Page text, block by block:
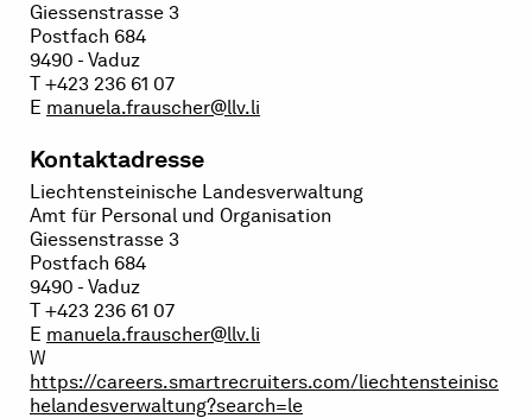
Giessenstrasse 3
Postfach 684
9490 - Vaduz
T +423 236 61 07
E manuela.frauscher@llv.li
Kontaktadresse
Liechtensteinische Landesverwaltung
Amt für Personal und Organisation
Giessenstrasse 3
Postfach 684
9490 - Vaduz
T +423 236 61 07
E manuela.frauscher@llv.li
W
https://careers.smartrecruiters.com/liechtensteinisc
helandesverwaltung?search=le